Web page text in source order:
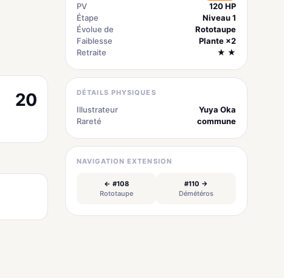
20
PV
120 HP
Étape
Niveau 1
Évolue de
Rototaupe
Faiblesse
Plante ×2
Retraite
★ ★
DÉTAILS PHYSIQUES
Illustrateur
Yuya Oka
Rareté
commune
NAVIGATION EXTENSION
← #108
Rototaupe
#110 →
Démétéros